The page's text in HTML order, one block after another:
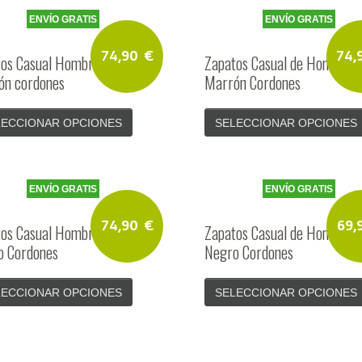
74,90 €
ENVÍO GRATIS
Casual Hombre Piel
cordones
OPCIONES
ENVÍO GRATIS
Zapatos Casual de Hombre
Marrón Cordones
SELECCIONAR OPCIONES
74,90 €
ENVÍO GRATIS
Casual Hombre Piel
Cordones
OPCIONES
ENVÍO GRATIS
Zapatos Casual de Hombre
Negro Cordones
SELECCIONAR OPCIONES